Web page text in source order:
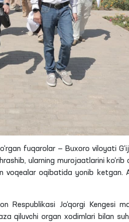
fuqarolar — Buxoro viloyati
ularning murojaatlarini ko‘rib
voqealar oqibatida yonib ketgan.
Respublikasi Jo‘qorgi Kengesi
qiluvchi organ xodimlari bilan